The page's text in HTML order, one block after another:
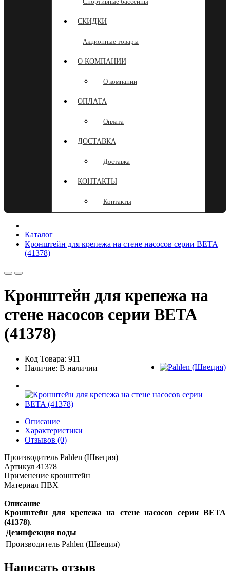
СКИДКИ
Акционные товары
О КОМПАНИИ
О компании
ОПЛАТА
Оплата
ДОСТАВКА
Доставка
КОНТАКТЫ
Контакты
Каталог
Кронштейн для крепежа на стене насосов серии BETA
(41378)
Кронштейн для крепежа на
стене насосов серии BETA
(41378)
Код Товара: 911
Наличие: В наличии
Описание
Характеристики
Отзывов (0)
Производитель Pahlen (Швеция)
Артикул 41378
Применение кронштейн
Материал ПВХ
Описание
Кронштейн для крепежа на стене насосов серии BETA
(41378).
Дезинфекция воды
Производитель Pahlen (Швеция)
Написать отзыв